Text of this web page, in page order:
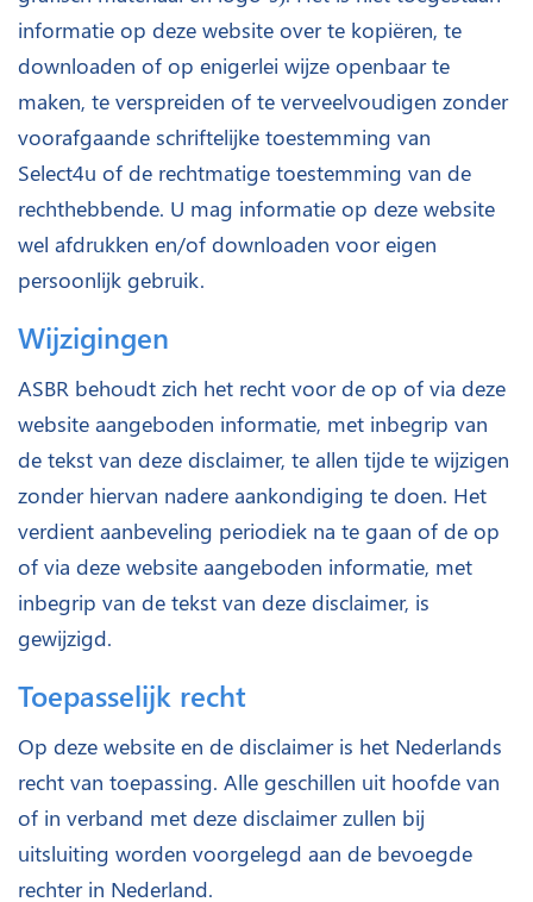
informatie op deze website over te kopiëren, te
downloaden of op enigerlei wijze openbaar te
maken, te verspreiden of te verveelvoudigen zonder
voorafgaande schriftelijke toestemming van
Select4u of de rechtmatige toestemming van de
rechthebbende. U mag informatie op deze website
wel afdrukken en/of downloaden voor eigen
persoonlijk gebruik.
Wijzigingen
ASBR behoudt zich het recht voor de op of via deze
website aangeboden informatie, met inbegrip van
de tekst van deze disclaimer, te allen tijde te wijzigen
zonder hiervan nadere aankondiging te doen. Het
verdient aanbeveling periodiek na te gaan of de op
of via deze website aangeboden informatie, met
inbegrip van de tekst van deze disclaimer, is
gewijzigd.
Toepasselijk recht
Op deze website en de disclaimer is het Nederlands
recht van toepassing. Alle geschillen uit hoofde van
of in verband met deze disclaimer zullen bij
uitsluiting worden voorgelegd aan de bevoegde
rechter in Nederland.